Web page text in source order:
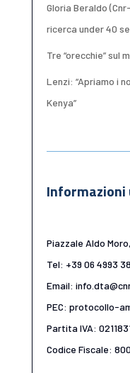
Gloria Beraldo
ricerca under 40
Tre “orecchie” sul
Lenzi: “Apriamo i
Kenya”
Piazzale Aldo
Tel: +39 06 4993
Email:
PEC: protocollo-
Partita IVA:
Codice Fiscale: